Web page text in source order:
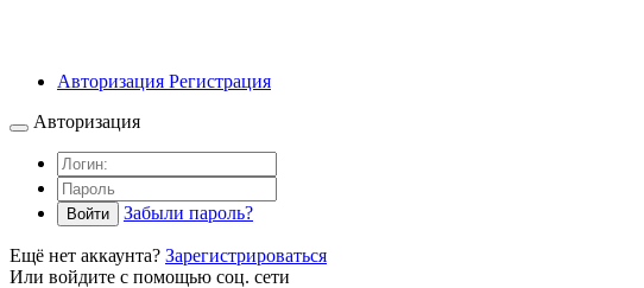
Авторизация Регистрация
Авторизация
Войти Забыли пароль?
Ещё нет аккаунта? Зарегистрироваться
Или войдите с помощью соц. сети